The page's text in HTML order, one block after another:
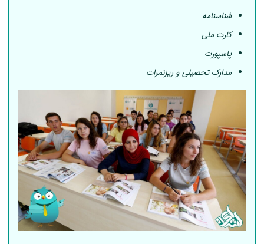
شناسنامه
کارت ملی
پاسپورت
مدارک تحصیلی و ریزنمرات